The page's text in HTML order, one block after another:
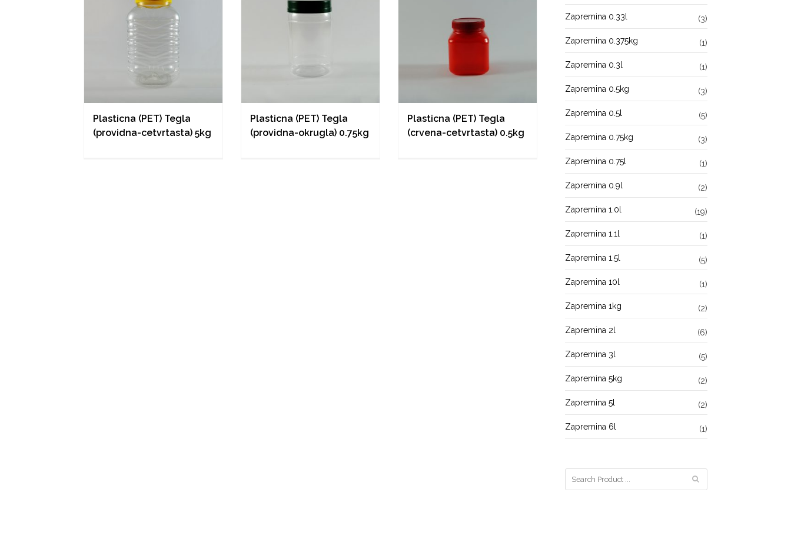
Plasticna (PET) Tegla
(providna-cetvrtasta) 5kg
Plasticna (PET) Tegla
(providna-okrugla) 0.75kg
Plasticna (PET) Tegla
(crvena-cetvrtasta) 0.5kg
Zapremina 0.33l (3)
Zapremina 0.375kg (1)
Zapremina 0.3l (1)
Zapremina 0.5kg (3)
Zapremina 0.5l (5)
Zapremina 0.75kg (3)
Zapremina 0.75l (1)
Zapremina 0.9l (2)
Zapremina 1.0l (19)
Zapremina 1.1l (1)
Zapremina 1.5l (5)
Zapremina 10l (1)
Zapremina 1kg (2)
Zapremina 2l (6)
Zapremina 3l (5)
Zapremina 5kg (2)
Zapremina 5l (2)
Zapremina 6l (1)